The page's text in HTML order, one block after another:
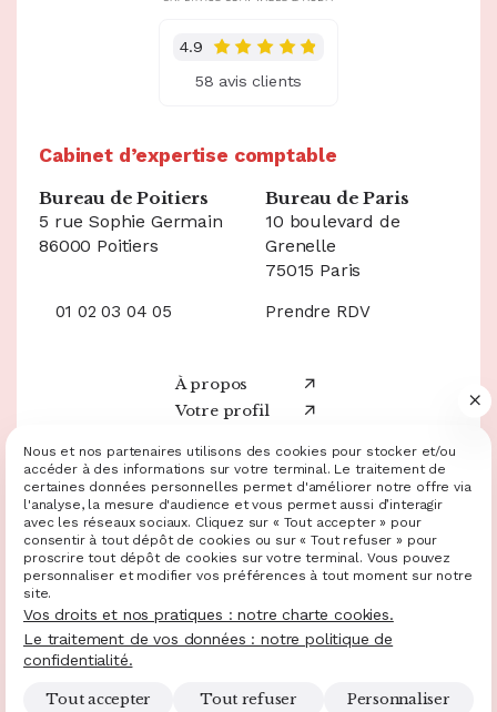
05 49 20 60 20
Demande de devis
Facebook
Instagram
Chatbot
Cabinet d’expertise comptable
Bureau de Poitiers
5 rue Sophie Germain
86000 Poitiers
Bureau de Paris
10 boulevard de
Grenelle
75015 Paris
À propos
Votre profil
Ressources
Nos annonces
4.9
58 avis clients
01 02 03 04 05 Prendre RDV
Mentions légales et RGPDPlan du siteGestion des cookies
Charte cookiesPolitique de confidentialité
© 2025 - 2026 Site réalisé par Les Echos Publishing
Administration
Nous et nos partenaires utilisons des cookies pour stocker et/ou
accéder à des informations sur votre terminal. Le traitement de
certaines données personnelles permet d'améliorer notre offre via
l'analyse, la mesure d'audience et vous permet aussi d’interagir
avec les réseaux sociaux. Cliquez sur « Tout accepter » pour
consentir à tout dépôt de cookies ou sur « Tout refuser » pour
proscrire tout dépôt de cookies sur votre terminal. Vous pouvez
personnaliser et modifier vos préférences à tout moment sur notre
site.
Vos droits et nos pratiques : notre charte cookies.
Le traitement de vos données : notre politique de
confidentialité.
Tout accepter Tout refuser Personnaliser